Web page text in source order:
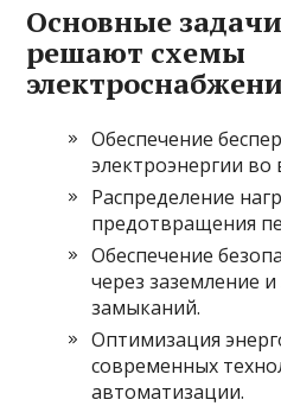
Основные
решают схемы
Обеспечение
электроэнергии
Распределение
предотвращения
Обеспечение
через заземление
замыканий.
Оптимизация
современных
автоматизации.